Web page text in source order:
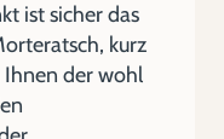
ist sicher das
kurz
der wohl